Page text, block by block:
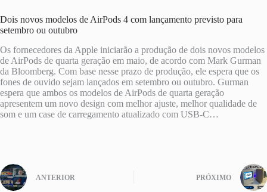
Dois novos modelos de AirPods 4 com lançamento previsto para
setembro ou outubro
Os fornecedores da Apple iniciarão a produção de dois novos modelos
de AirPods de quarta geração em maio, de acordo com Mark Gurman
da Bloomberg. Com base nesse prazo de produção, ele espera que os
fones de ouvido sejam lançados em setembro ou outubro. Gurman
espera que ambos os modelos de AirPods de quarta geração
apresentem um novo design com melhor ajuste, melhor qualidade de
som e um case de carregamento atualizado com USB-C…
ANTERIOR PRÓXIMO